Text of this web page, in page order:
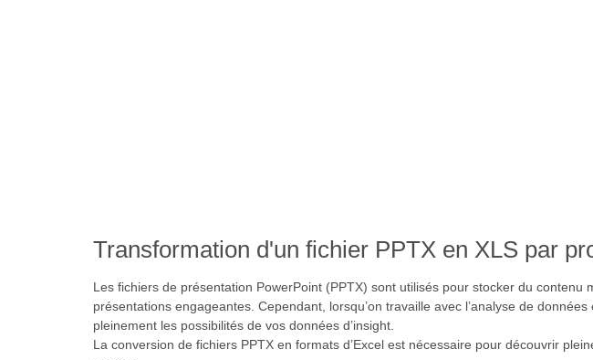
Transformation d'un fichier PPTX en XLS par
Les fichiers de présentation PowerPoint (PPTX) sont utilisés pour stocker du
présentations engageantes. Cependant, lorsqu’on travaille avec l’analyse de
pleinement les possibilités de vos données d’insight.
La conversion de fichiers PPTX en formats d’Excel est nécessaire pour découvrir